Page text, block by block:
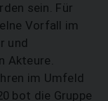
sein. Für
Vorfall im
und
Akteure.
im Umfeld
bot die Gruppe